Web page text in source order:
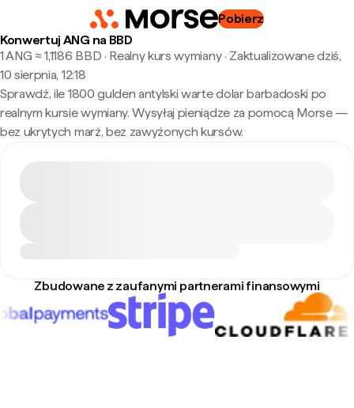
Pobierz
Konwertuj ANG na BBD
1 ANG ≈ 1,1186 BBD · Realny kurs wymiany· Zaktualizowane dziś,
10 sierpnia, 12:18
Sprawdź, ile 1800 gulden antylski warte dolar barbadoski po
realnym kursie wymiany. Wysyłaj pieniądze za pomocą Morse —
bez ukrytych marż, bez zawyżonych kursów.
Zbudowane z zaufanymi partnerami finansowymi